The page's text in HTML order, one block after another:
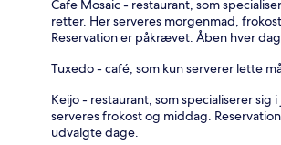
Cafe Mosaic - restaurant, som
retter. Her serveres morgenmad,
Reservation er påkrævet. Åben hver
Tuxedo - café, som kun serverer lette
Keijo - restaurant, som specialiserer sig
serveres frokost og middag.
udvalgte dage.